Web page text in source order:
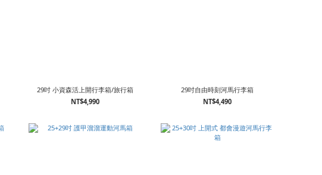
29吋 小資森活上開行李箱/旅行箱
NT$4,990
29吋自由時刻河馬行李箱
NT$4,490